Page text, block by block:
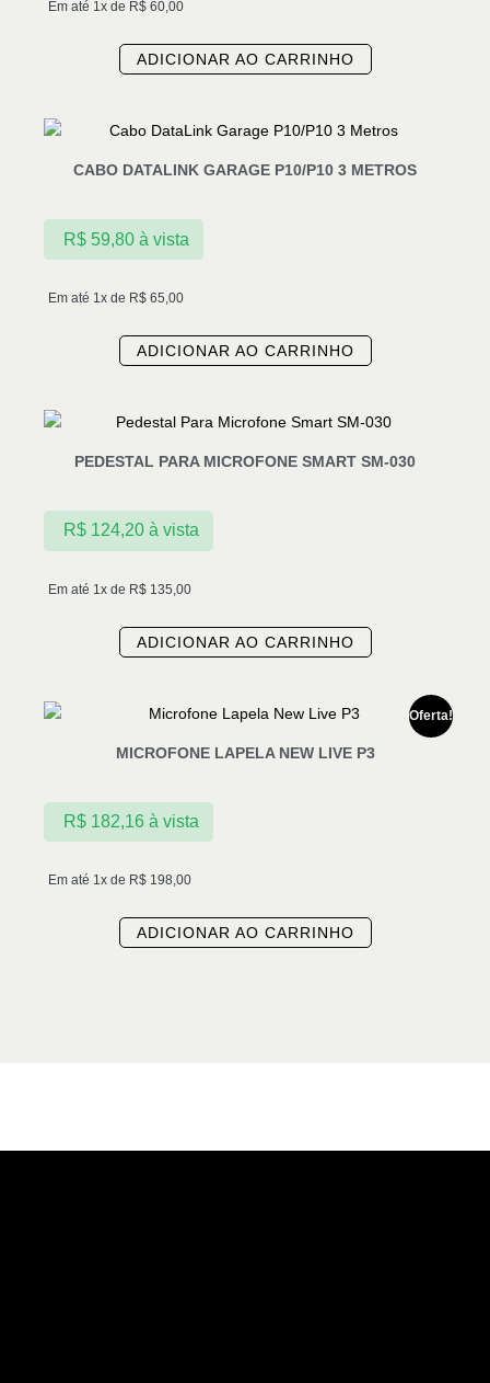
Em até 1x de R$ 60,00
ADICIONAR AO CARRINHO
CABO DATALINK GARAGE P10/P10 3 METROS
Em até 1x de R$ 65,00
R$59,80 à vista
ADICIONAR AO CARRINHO
PEDESTAL PARA MICROFONE SMART SM-030
Em até 1x de R$ 135,00
R$124,20 à vista
ADICIONAR AO CARRINHO
Oferta!
MICROFONE LAPELA NEW LIVE P3
Em até 1x de R$ 198,00
R$182,16 à vista
ADICIONAR AO CARRINHO